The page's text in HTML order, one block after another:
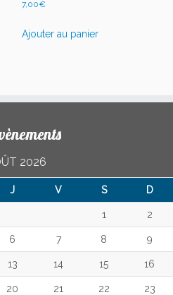
7,00€
Ajouter au panier
2026
J V S D
1 2
6 7 8 9
13 14 15 16
20 21 22 23